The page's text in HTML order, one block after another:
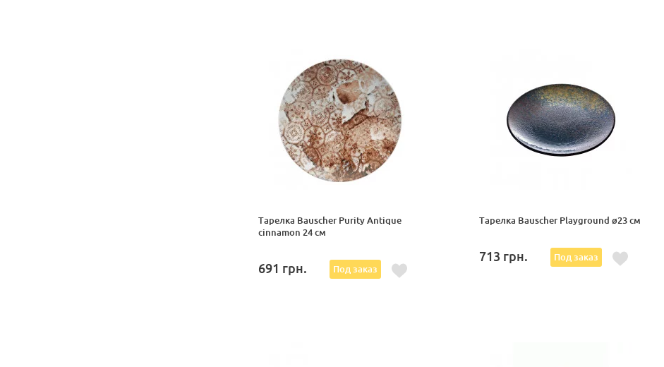
Тарелка Bauscher Purity Antique
cinnamon 24 см
691 грн. Под заказ
Тарелка Bauscher Playground ø23 см
713 грн. Под заказ